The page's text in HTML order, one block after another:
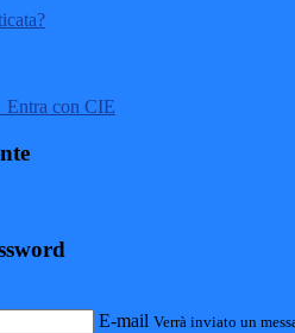
Entra con CIE
E-mail Verrà inviato un